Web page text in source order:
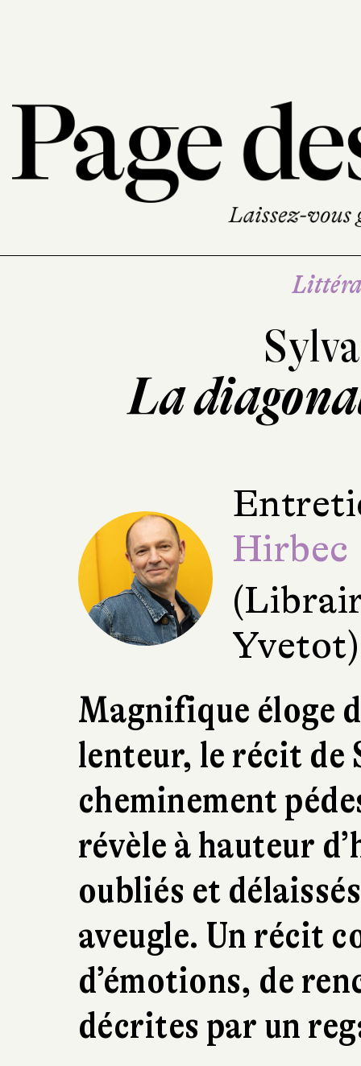
La
Hirbec
Yvetot)
Magnifique éloge
lenteur, le récit de
cheminement
révèle à hauteur
oubliés et
aveugle. Un récit
d’émotions, de
décrites par un